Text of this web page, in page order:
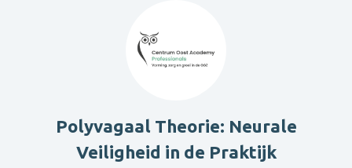
Polyvagaal Theorie: Neurale
Veiligheid in de Praktijk